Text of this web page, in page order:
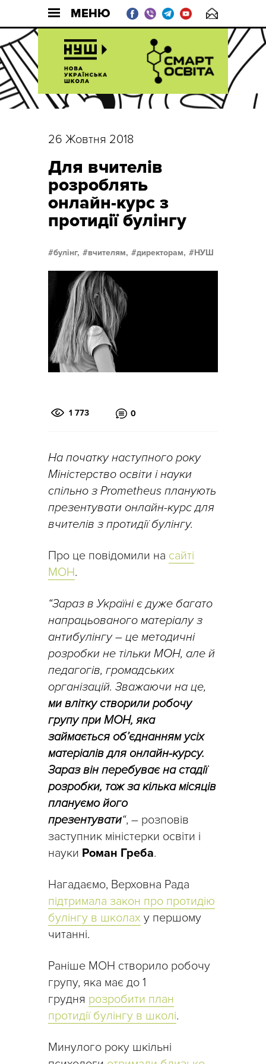
МЕНЮ
26 Жовтня 2018
Для вчителів
розроблять
онлайн-курс з
протидії булінгу
булінг, вчителям, директорам, НУШ
1 773 0
На початку наступного року
Міністерство освіти і науки
спільно з Prometheus планують
презентувати онлайн-курс для
вчителів з протидії булінгу.
Про це повідомили на сайті
МОН.
“Зараз в Україні є дуже багато
напрацьованого матеріалу з
антибулінгу – це методичні
розробки не тільки МОН, але й
педагогів, громадських
організацій. Зважаючи на це,
ми влітку створили робочу
групу при МОН, яка
займається об’єднанням усіх
матеріалів для онлайн-курсу.
Зараз він перебуває на стадії
розробки, тож за кілька місяців
плануємо його
презентувати“, – розповів
заступник міністерки освіти і
науки Роман Греба.
Нагадаємо, Верховна Рада
підтримала закон про протидію
булінгу в школах у першому
читанні.
Раніше МОН створило робочу
групу, яка має до 1
грудня розробити план
протидії булінгу в школі.
Минулого року шкільні